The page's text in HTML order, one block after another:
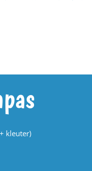
kleuter)